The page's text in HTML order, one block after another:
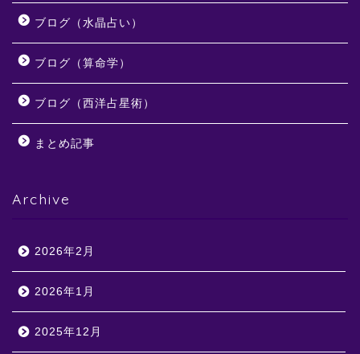
ブログ（水晶占い）
ブログ（算命学）
ブログ（西洋占星術）
まとめ記事
Archive
2026年2月
2026年1月
2025年12月